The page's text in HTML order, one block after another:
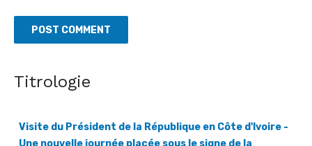
Titrologie
Visite du Président de la République en Côte d'Ivoire -
coopération économique et diplomatique
[Gabonews] Cette nouvelle journée de travail du Président de